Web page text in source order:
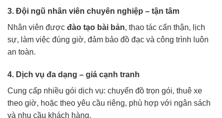
3. Đội ngũ nhân viên chuyên nghiệp – tận tâm
Nhân viên được đào tạo bài bản, thao tác cẩn thận, lịch
sự, làm việc đúng giờ, đảm bảo đồ đạc và công trình luôn
an toàn.
4. Dịch vụ đa dạng – giá cạnh tranh
Cung cấp nhiều gói dịch vụ: chuyển đồ trọn gói, thuê xe
theo giờ, hoặc theo yêu cầu riêng, phù hợp với ngân sách
và nhu cầu khách hàng.